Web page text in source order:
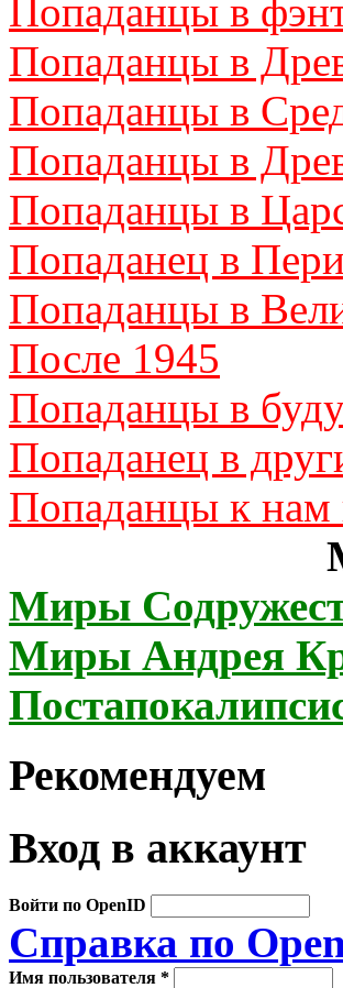
Попаданцы в
Попаданцы в
Попаданцы в
Попаданцы в
Попаданцы в
Попаданец в
Попаданцы в
После 1945
Попаданцы в
Попаданец в
Попаданцы к нам
Миры
Миры Андрея
Рекомендуем
Вход в аккаунт
Войти по OpenID
Справка по
Имя пользователя *